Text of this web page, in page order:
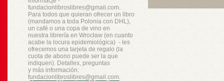
fundacionlibroslibres@gmail.com.
Para todos que quieran ofrecer un libro
(mandamos a toda Polonia con DHL),
un café o una copa de vino en
nuestra libreríaen Wrocław (en cuanto
acabe la locura epidemiológica) - les
ofrecemos una tarjeta de regalo (la
cuota de abono puede ser la que
indiquen). Detalles, preguntas
y másinformación:
fundacionlibroslibres@gmail.com.